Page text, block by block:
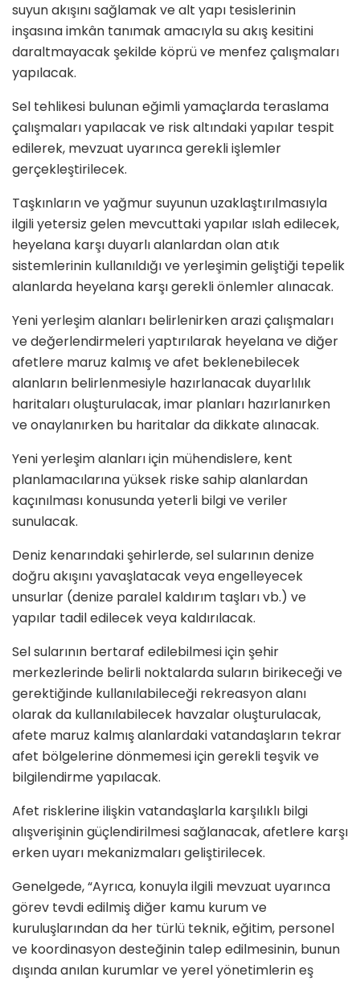
suyun akışını sağlamak ve alt yapı tesislerinin
inşasına imkân tanımak amacıyla su akış kesitini
daraltmayacak şekilde köprü ve menfez çalışmaları
yapılacak.
Sel tehlikesi bulunan eğimli yamaçlarda teraslama
çalışmaları yapılacak ve risk altındaki yapılar tespit
edilerek, mevzuat uyarınca gerekli işlemler
gerçekleştirilecek.
Taşkınların ve yağmur suyunun uzaklaştırılmasıyla
ilgili yetersiz gelen mevcuttaki yapılar ıslah edilecek,
heyelana karşı duyarlı alanlardan olan atık
sistemlerinin kullanıldığı ve yerleşimin geliştiği tepelik
alanlarda heyelana karşı gerekli önlemler alınacak.
Yeni yerleşim alanları belirlenirken arazi çalışmaları
ve değerlendirmeleri yaptırılarak heyelana ve diğer
afetlere maruz kalmış ve afet beklenebilecek
alanların belirlenmesiyle hazırlanacak duyarlılık
haritaları oluşturulacak, imar planları hazırlanırken
ve onaylanırken bu haritalar da dikkate alınacak.
Yeni yerleşim alanları için mühendislere, kent
planlamacılarına yüksek riske sahip alanlardan
kaçınılması konusunda yeterli bilgi ve veriler
sunulacak.
Deniz kenarındaki şehirlerde, sel sularının denize
doğru akışını yavaşlatacak veya engelleyecek
unsurlar (denize paralel kaldırım taşları vb.) ve
yapılar tadil edilecek veya kaldırılacak.
Sel sularının bertaraf edilebilmesi için şehir
merkezlerinde belirli noktalarda suların birikeceği ve
gerektiğinde kullanılabileceği rekreasyon alanı
olarak da kullanılabilecek havzalar oluşturulacak,
afete maruz kalmış alanlardaki vatandaşların tekrar
afet bölgelerine dönmemesi için gerekli teşvik ve
bilgilendirme yapılacak.
Afet risklerine ilişkin vatandaşlarla karşılıklı bilgi
alışverişinin güçlendirilmesi sağlanacak, afetlere karşı
erken uyarı mekanizmaları geliştirilecek.
Genelgede, “Ayrıca, konuyla ilgili mevzuat uyarınca
görev tevdi edilmiş diğer kamu kurum ve
kuruluşlarından da her türlü teknik, eğitim, personel
ve koordinasyon desteğinin talep edilmesinin, bunun
dışında anılan kurumlar ve yerel yönetimlerin eş